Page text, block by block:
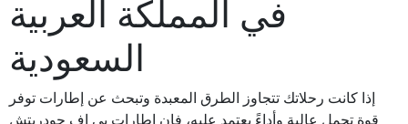
في المملكة العربية
السعودية
إذا كانت رحلاتك تتجاوز الطرق المعبدة وتبحث عن إطارات توفر